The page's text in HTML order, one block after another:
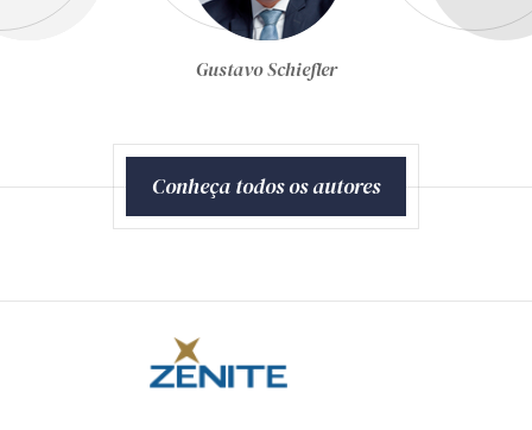
Gustavo Schiefler
Conheça todos os autores